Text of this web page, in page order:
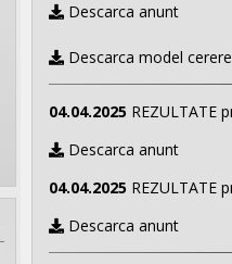
Descarca anunt
Descarca model
04.04.2025 REZULTATE
Descarca anunt
04.04.2025 REZULTATE
Descarca anunt